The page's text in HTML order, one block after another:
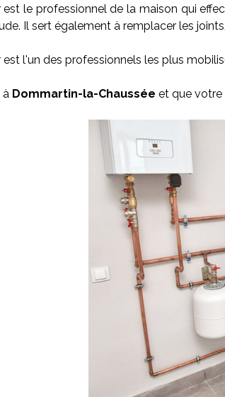
le professionnel de la maison qui
Il sert également à remplacer les
l'un des professionnels les plus
à Dommartin-la-Chaussée et que votre